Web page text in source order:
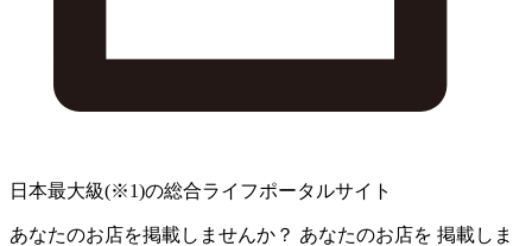
日本最大級(※1)の総合ライフポータルサイト
あなたのお店を掲載しませんか？ あなたのお店を 掲載しま